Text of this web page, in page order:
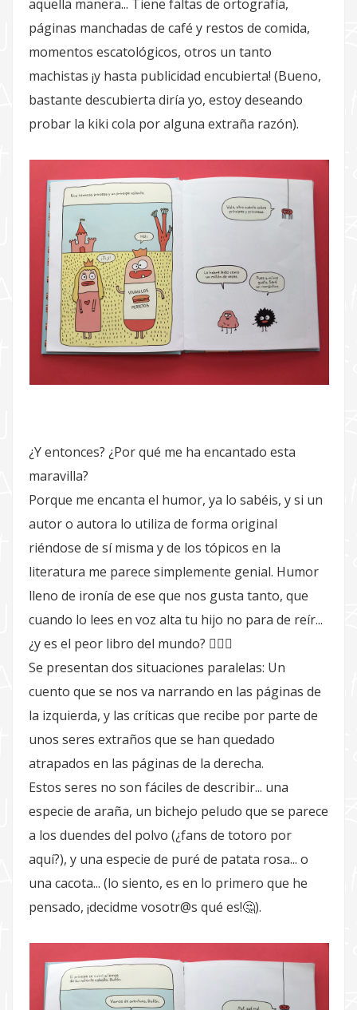
aquella manera... Tiene faltas de ortografía,
páginas manchadas de café y restos de comida,
momentos escatológicos, otros un tanto
machistas ¡y hasta publicidad encubierta! (Bueno,
bastante descubierta diría yo, estoy deseando
probar la kiki cola por alguna extraña razón).
¿Y entonces? ¿Por qué me ha encantado esta
maravilla?
Porque me encanta el humor, ya lo sabéis, y si un
autor o autora lo utiliza de forma original
riéndose de sí misma y de los tópicos en la
literatura me parece simplemente genial. Humor
lleno de ironía de ese que nos gusta tanto, que
cuando lo lees en voz alta tu hijo no para de reír...
¿y es el peor libro del mundo? 🤷🏻‍♀️
Se presentan dos situaciones paralelas: Un
cuento que se nos va narrando en las páginas de
la izquierda, y las críticas que recibe por parte de
unos seres extraños que se han quedado
atrapados en las páginas de la derecha.
Estos seres no son fáciles de describir... una
especie de araña, un bichejo peludo que se parece
a los duendes del polvo (¿fans de totoro por
aquí?), y una especie de puré de patata rosa... o
una cacota... (lo siento, es en lo primero que he
pensado, ¡decidme vosotr@s qué es!🤔).